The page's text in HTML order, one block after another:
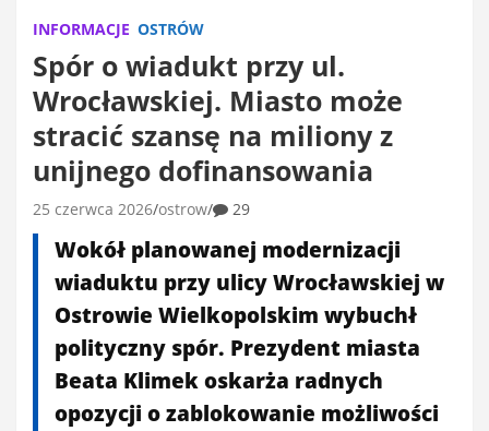
INFORMACJE OSTRÓW
Spór o wiadukt przy ul.
Wrocławskiej. Miasto może
stracić szansę na miliony z
unijnego dofinansowania
25 czerwca 2026 ostrow 29
Wokół planowanej modernizacji
wiaduktu przy ulicy Wrocławskiej w
Ostrowie Wielkopolskim wybuchł
polityczny spór. Prezydent miasta
Beata Klimek oskarża radnych
opozycji o zablokowanie możliwości